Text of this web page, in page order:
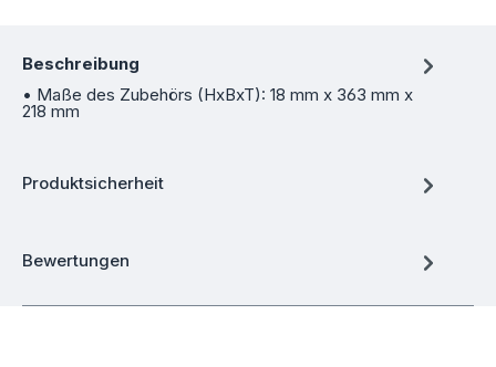
Beschreibung
• Maße des Zubehörs (HxBxT): 18 mm x 363 mm x
218 mm
Produktsicherheit
Bewertungen